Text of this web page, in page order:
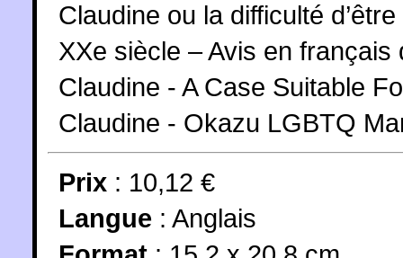
Claudine ou la difficulté
XXe siècle – Avis en français
Claudine - A Case Suitable
Claudine - Okazu LGBTQ
Prix : 10,12 €
Langue : Anglais